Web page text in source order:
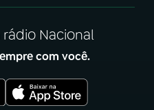
Nacional
com você.